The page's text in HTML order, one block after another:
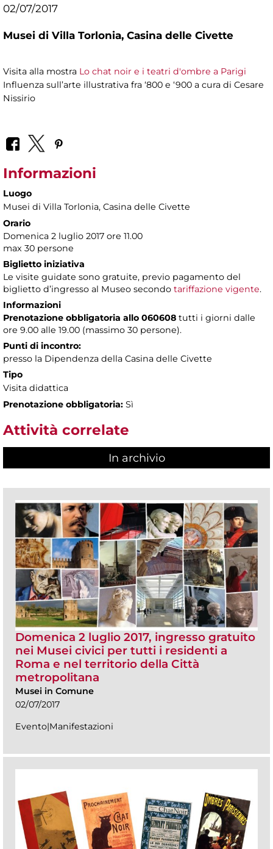
02/07/2017
Musei di Villa Torlonia, Casina delle Civette
Visita alla mostra Lo chat noir e i teatri d'ombre a Parigi
Influenza sull’arte illustrativa fra ‘800 e ‘900 a cura di Cesare
Nissirio
Informazioni
Luogo
Musei di Villa Torlonia, Casina delle Civette
Orario
Domenica 2 luglio 2017 ore 11.00
max 30 persone
Biglietto iniziativa
Le visite guidate sono gratuite, previo pagamento del
biglietto d’ingresso al Museo secondo tariffazione vigente.
Informazioni
Prenotazione obbligatoria allo 060608 tutti i giorni dalle
ore 9.00 alle 19.00 (massimo 30 persone).
Punti di incontro:
presso la Dipendenza della Casina delle Civette
Tipo
Visita didattica
Prenotazione obbligatoria: Sì
Attività correlate
In archivio
Domenica 2 luglio 2017, ingresso gratuito
nei Musei civici per tutti i residenti a
Roma e nel territorio della Città
metropolitana
Musei in Comune
02/07/2017
Evento|Manifestazioni